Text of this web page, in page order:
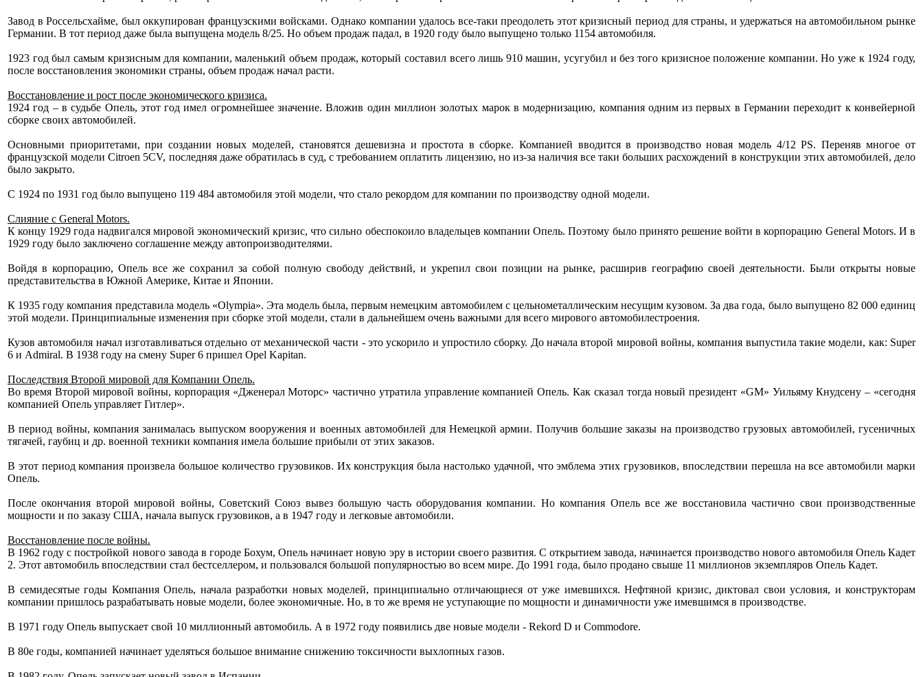
Завод в Россельсхайме, был оккупирован французскими войсками. Однако компании удалось все-таки преодолеть этот кризисный период для страны, и удержаться на автомобильном рынке
Германии. В тот период даже была выпущена модель 8/25. Но объем продаж падал, в 1920 году было выпущено только 1154 автомобиля.
1923 год был самым кризисным для компании, маленький объем продаж, который составил всего лишь 910 машин, усугубил и без того кризисное положение компании. Но уже к 1924 году,
после восстановления экономики страны, объем продаж начал расти.
Восстановление и рост после экономического кризиса.
1924 год – в судьбе Опель, этот год имел огромнейшее значение. Вложив один миллион золотых марок в модернизацию, компания одним из первых в Германии переходит к конвейерной
сборке своих автомобилей.
Основными приоритетами, при создании новых моделей, становятся дешевизна и простота в сборке. Компанией вводится в производство новая модель 4/12 PS. Переняв многое от
французской модели Citroen 5CV, последняя даже обратилась в суд, с требованием оплатить лицензию, но из-за наличия все таки больших расхождений в конструкции этих автомобилей, дело
было закрыто.
С 1924 по 1931 год было выпущено 119 484 автомобиля этой модели, что стало рекордом для компании по производству одной модели.
Слияние с General Motors.
К концу 1929 года надвигался мировой экономический кризис, что сильно обеспокоило владельцев компании Опель. Поэтому было принято решение войти в корпорацию General Motors. И в
1929 году было заключено соглашение между автопроизводителями.
Войдя в корпорацию, Опель все же сохранил за собой полную свободу действий, и укрепил свои позиции на рынке, расширив географию своей деятельности. Были открыты новые
представительства в Южной Америке, Китае и Японии.
К 1935 году компания представила модель «Olympia». Эта модель была, первым немецким автомобилем с цельнометаллическим несущим кузовом. За два года, было выпущено 82 000 единиц
этой модели. Принципиальные изменения при сборке этой модели, стали в дальнейшем очень важными для всего мирового автомобилестроения.
Кузов автомобиля начал изготавливаться отдельно от механической части - это ускорило и упростило сборку. До начала второй мировой войны, компания выпустила такие модели, как: Super
6 и Admiral. В 1938 году на смену Super 6 пришел Opel Kapitan.
Последствия Второй мировой для Компании Опель.
Во время Второй мировой войны, корпорация «Дженерал Моторс» частично утратила управление компанией Опель. Как сказал тогда новый президент «GM» Уильяму Кнудсену – «сегодня
компанией Опель управляет Гитлер».
В период войны, компания занималась выпуском вооружения и военных автомобилей для Немецкой армии. Получив большие заказы на производство грузовых автомобилей, гусеничных
тягачей, гаубиц и др. военной техники компания имела большие прибыли от этих заказов.
В этот период компания произвела большое количество грузовиков. Их конструкция была настолько удачной, что эмблема этих грузовиков, впоследствии перешла на все автомобили марки
Опель.
После окончания второй мировой войны, Советский Союз вывез большую часть оборудования компании. Но компания Опель все же восстановила частично свои производственные
мощности и по заказу США, начала выпуск грузовиков, а в 1947 году и легковые автомобили.
Восстановление после войны.
В 1962 году с постройкой нового завода в городе Бохум, Опель начинает новую эру в истории своего развития. С открытием завода, начинается производство нового автомобиля Опель Кадет
2. Этот автомобиль впоследствии стал бестселлером, и пользовался большой популярностью во всем мире. До 1991 года, было продано свыше 11 миллионов экземпляров Опель Кадет.
В семидесятые годы Компания Опель, начала разработки новых моделей, принципиально отличающиеся от уже имевшихся. Нефтяной кризис, диктовал свои условия, и конструкторам
компании пришлось разрабатывать новые модели, более экономичные. Но, в то же время не уступающие по мощности и динамичности уже имевшимся в производстве.
В 1971 году Опель выпускает свой 10 миллионный автомобиль. А в 1972 году появились две новые модели - Rekord D и Commodore.
В 80е годы, компанией начинает уделяться большое внимание снижению токсичности выхлопных газов.